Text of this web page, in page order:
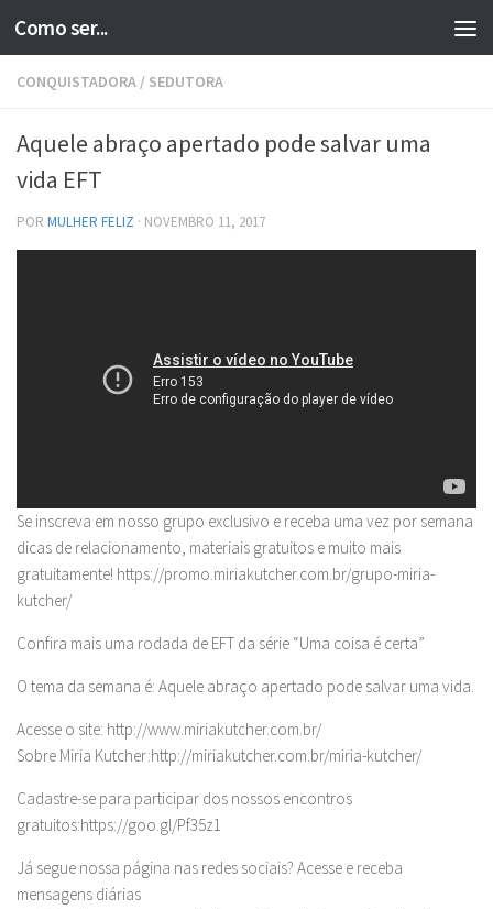
Skip to content
Como ser...
CONQUISTADORA / SEDUTORA
Aquele abraço apertado pode salvar uma
vida EFT
POR MULHER FELIZ · NOVEMBRO 11, 2017
Se inscreva em nosso grupo exclusivo e receba uma vez por semana
dicas de relacionamento, materiais gratuitos e muito mais
gratuitamente! https://promo.miriakutcher.com.br/grupo-miria-
kutcher/
Confira mais uma rodada de EFT da série “Uma coisa é certa”
O tema da semana é: Aquele abraço apertado pode salvar uma vida.
Acesse o site: http://www.miriakutcher.com.br/
Sobre Miria Kutcher:http://miriakutcher.com.br/miria-kutcher/
Cadastre-se para participar dos nossos encontros
gratuitos:https://goo.gl/Pf35z1
Já segue nossa página nas redes sociais? Acesse e receba
mensagens diárias